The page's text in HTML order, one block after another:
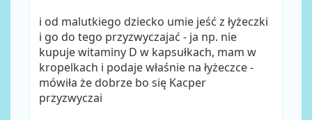
i od malutkiego dziecko umie jeść z łyżeczki
i go do tego przyzwyczajać - ja np. nie
kupuje witaminy D w kapsułkach, mam w
kropelkach i podaje właśnie na łyżeczce -
mówiła że dobrze bo się Kacper
przyzwyczai